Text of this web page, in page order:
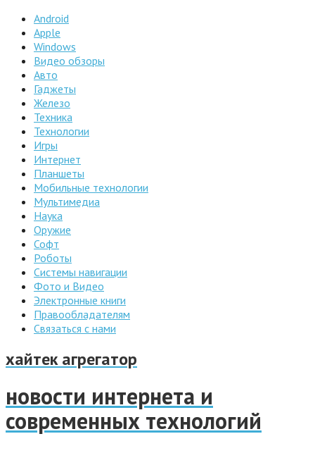
Android
Apple
Windows
Видео обзоры
Авто
Гаджеты
Железо
Техника
Технологии
Игры
Интернет
Планшеты
Мобильные технологии
Мультимедиа
Наука
Оружие
Софт
Роботы
Системы навигации
Фото и Видео
Электронные книги
Правообладателям
Связаться с нами
хайтек агрегатор
новости интернета и
современных технологий